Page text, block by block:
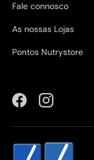
Fale connosco
As nossas Lojas
Pontos Nutrystore
FacebookInstagram